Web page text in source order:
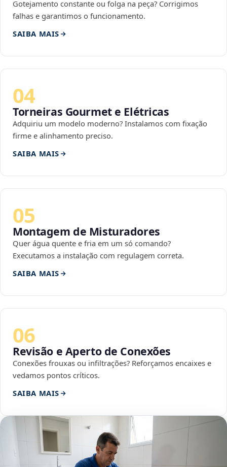
Gotejamento constante ou folga na peça? Corrigimos
falhas e garantimos o funcionamento.
SAIBA MAIS
04
Torneiras Gourmet e Elétricas
Adquiriu um modelo moderno? Instalamos com fixação
firme e alinhamento preciso.
SAIBA MAIS
05
Montagem de Misturadores
Quer água quente e fria em um só comando?
Executamos a instalação com regulagem correta.
SAIBA MAIS
06
Revisão e Aperto de Conexões
Conexões frouxas ou infiltrações? Reforçamos encaixes e
vedamos pontos críticos.
SAIBA MAIS